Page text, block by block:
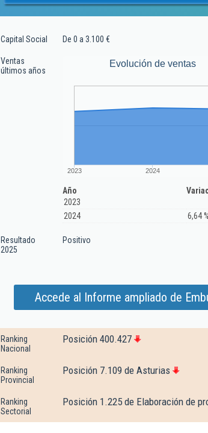
Capital Social De 0 a 3.100 €
Ventas
últimos años
Evolución de ventas
2023 2024
Año
2023
2024
6,64 %
Resultado
2025
Positivo
Accede al Informe ampliado de
Ranking
Nacional
Posición 400.427
Ranking
Provincial
Posición 7.109 de Asturias
Ranking
Sectorial
Posición 1.225 de Elaboración de